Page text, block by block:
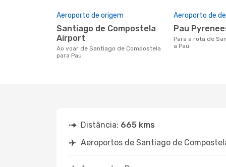
Aeroporto de origem
Santiago de Compostela
Airport
Ao voar de Santiago de Compostela
para Pau
Aeroporto de
Pau
Para a rota de Santiago de Compostela
a Pau
Distância: 665 kms
Aeroportos de Santiago de